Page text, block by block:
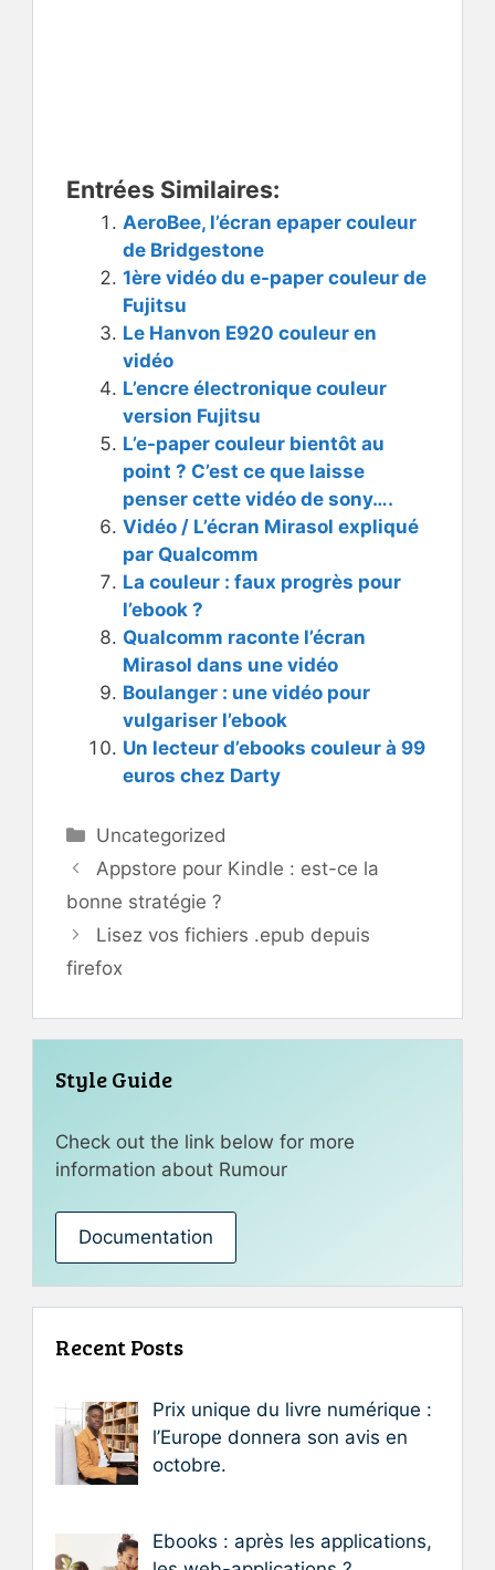
Entrées Similaires:
AeroBee, l’écran epaper couleur
de Bridgestone
1ère vidéo du e-paper couleur de
Fujitsu
Le Hanvon E920 couleur en
vidéo
L’encre électronique couleur
version Fujitsu
L’e-paper couleur bientôt au
point ? C’est ce que laisse
penser cette vidéo de sony….
Vidéo / L’écran Mirasol expliqué
par Qualcomm
La couleur : faux progrès pour
l’ebook ?
Qualcomm raconte l’écran
Mirasol dans une vidéo
Boulanger : une vidéo pour
vulgariser l’ebook
Un lecteur d’ebooks couleur à 99
euros chez Darty
Catégories
Uncategorized
Appstore pour Kindle : est-ce la
bonne stratégie ?
Lisez vos fichiers .epub depuis
firefox
Style Guide
Check out the link below for more
information about Rumour
Documentation
Recent Posts
Prix unique du livre numérique :
l’Europe donnera son avis en
octobre.
Ebooks : après les applications,